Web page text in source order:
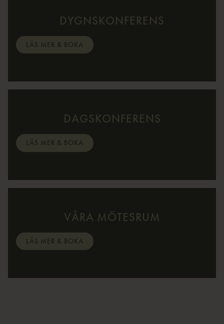
DYGNSKONFERENS
LÄS MER & BOKA
DAGSKONFERENS
LÄS MER & BOKA
VÅRA MÖTESRUM
LÄS MER & BOKA